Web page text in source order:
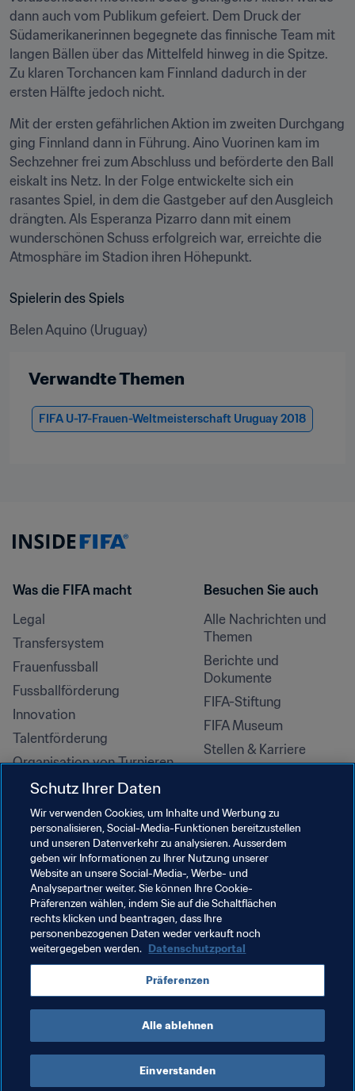
dann auch vom Publikum gefeiert. Dem Druck der
Südamerikanerinnen begegnete das finnische Team mit
langen Bällen über das Mittelfeld hinweg in die Spitze.
Zu klaren Torchancen kam Finnland dadurch in der
ersten Hälfte jedoch nicht.
Mit der ersten gefährlichen Aktion im zweiten Durchgang
ging Finnland dann in Führung. Aino Vuorinen kam im
Sechzehner frei zum Abschluss und beförderte den Ball
eiskalt ins Netz. In der Folge entwickelte sich ein
rasantes Spiel, in dem die Gastgeber auf den Ausgleich
drängten. Als Esperanza Pizarro dann mit einem
wunderschönen Schuss erfolgreich war, erreichte die
Atmosphäre im Stadion ihren Höhepunkt.
Spielerin des Spiels
Belen Aquino (Uruguay)
Verwandte Themen
FIFA U-17-Frauen-Weltmeisterschaft Uruguay 2018
Was die FIFA macht
Legal
Transfersystem
Frauenfussball
Fussballförderung
Innovation
Talentförderung
Organisation von Turnieren
Nachhaltigkeit
Menschenrechte und
Antidiskriminierung
Gesundheit und Medizin
Bildungsinitiativen
Besuchen Sie auch
Alle Nachrichten und
Themen
Berichte und
Dokumente
FIFA-Stiftung
FIFA Museum
Stellen & Karriere
NUTZUNGSBEDINGUNGEN
FIFA-DATENSCHUTZPORTAL
DOWNLOADS
COOKIE-EINSTELLUNGEN
Urheberrechte © 1994–2025 FIFA. Alle Rechte vorbehalten.
Cookie Settings
Schutz Ihrer Daten
Wir verwenden Cookies, um Inhalte und Werbung zu
personalisieren, Social-Media-Funktionen bereitzustellen
und unseren Datenverkehr zu analysieren. Ausserdem
geben wir Informationen zu Ihrer Nutzung unserer
Website an unsere Social-Media-, Werbe- und
Analysepartner weiter. Sie können Ihre Cookie-
Präferenzen wählen, indem Sie auf die Schaltflächen
rechts klicken und beantragen, dass Ihre
personenbezogenen Daten weder verkauft noch
weitergegeben werden. Datenschutzportal
Präferenzen
Alle ablehnen
Einverstanden